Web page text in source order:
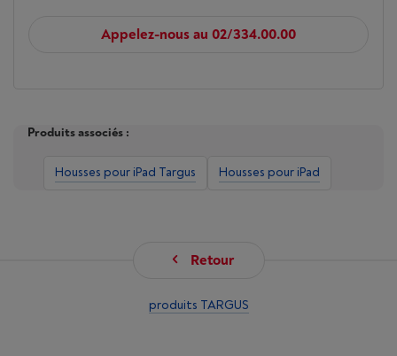
Appelez-nous au 02/334.00.00
Produits associés :
Housses pour iPad Targus Housses pour iPad
Retour
produits TARGUS